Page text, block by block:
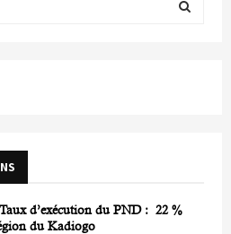
d’exécution du PND : 22 %
du Kadiogo